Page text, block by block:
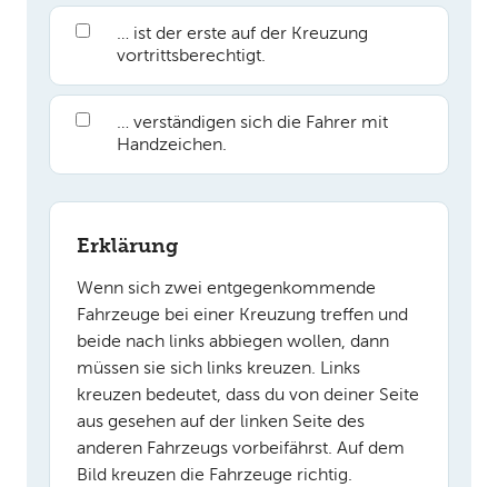
… ist der erste auf der Kreuzung
vortrittsberechtigt.
… verständigen sich die Fahrer mit
Handzeichen.
Erklärung
Wenn sich zwei entgegenkommende
Fahrzeuge bei einer Kreuzung treffen und
beide nach links abbiegen wollen, dann
müssen sie sich links kreuzen. Links
kreuzen bedeutet, dass du von deiner Seite
aus gesehen auf der linken Seite des
anderen Fahrzeugs vorbeifährst. Auf dem
Bild kreuzen die Fahrzeuge richtig.